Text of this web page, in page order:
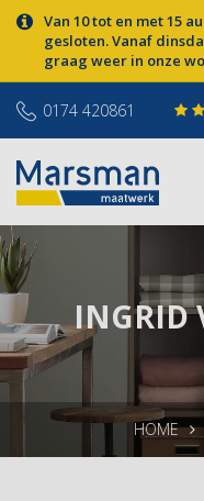
Van 10 tot en met 15
gesloten. Vanaf
graag weer in onze
0174 420861
INGRID
HOME